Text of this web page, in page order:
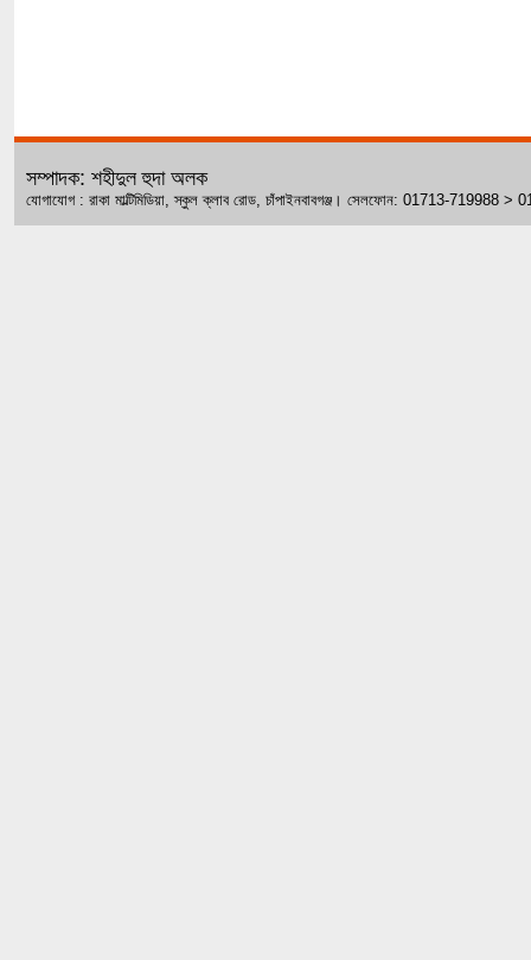
সম্পাদক: শহীদুল হুদা অলক
যোগাযোগ : রাকা মাল্টিমিডিয়া, স্কুল ক্লাব রোড, চাঁপাইনবাবগঞ্জ। সেলফোন: 01713-